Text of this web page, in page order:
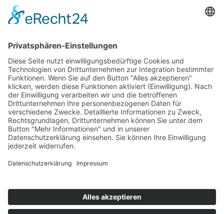
Impressum
AGB
Cookie-Einstellungen